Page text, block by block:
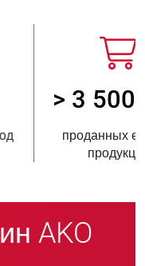
> 3 500 000
единиц
AKO